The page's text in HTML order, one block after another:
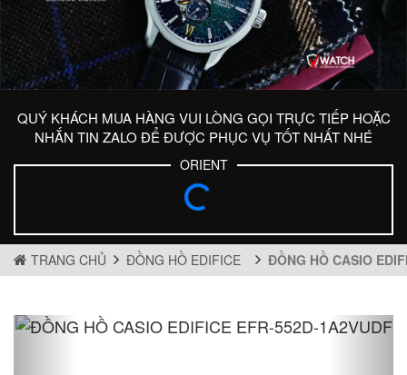
QUÝ KHÁCH MUA HÀNG VUI LÒNG GỌI TRỰC TIẾP HOẶC
NHẮN TIN ZALO ĐỂ ĐƯỢC PHỤC VỤ TỐT NHẤT NHÉ
ORIENT
TRANG CHỦ ĐỒNG HỒ EDIFICE ĐỒNG HỒ CASIO